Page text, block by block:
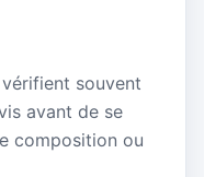
souvent
avant de se
composition ou